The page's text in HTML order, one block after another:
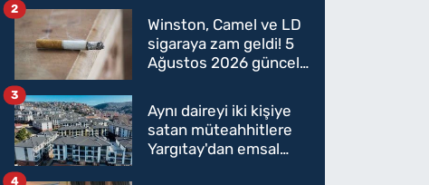
Winston, Camel ve LD
sigaraya zam geldi! 5
Ağustos 2026 güncel
oldu
2
Aynı daireyi iki kişiye
satan müteahhitlere
Yargıtay'dan emsal
3
4